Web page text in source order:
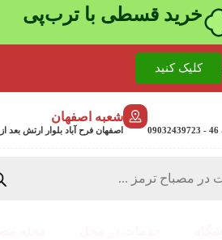
خرید قسطی با ترب‌پی
کلیک کنید
شعبه اصفهان
اصفهان فرح آباد بلوار ارتش بعد از